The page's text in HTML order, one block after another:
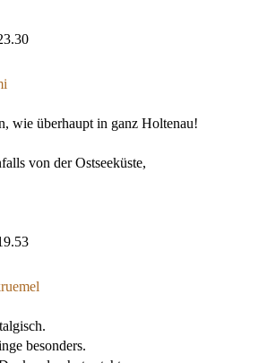
wie überhaupt in ganz Holtenau!
von der Ostseeküste,
besonders.